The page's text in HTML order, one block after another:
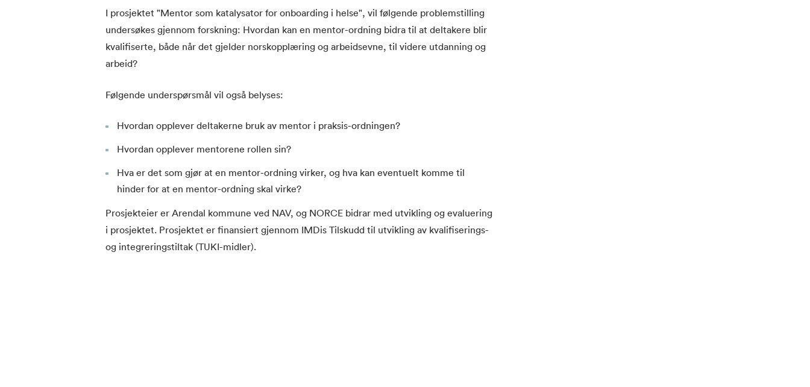
I prosjektet "Mentor som katalysator for onboarding i helse", vil følgende problemstilling
undersøkes gjennom forskning: Hvordan kan en mentor-ordning bidra til at deltakere blir
kvalifiserte, både når det gjelder norskopplæring og arbeidsevne, til videre utdanning og
arbeid?
Følgende underspørsmål vil også belyses:
Hvordan opplever deltakerne bruk av mentor i praksis-ordningen?
Hvordan opplever mentorene rollen sin?
Hva er det som gjør at en mentor-ordning virker, og hva kan eventuelt komme til
hinder for at en mentor-ordning skal virke?
Prosjekteier er Arendal kommune ved NAV, og NORCE bidrar med utvikling og evaluering
i prosjektet. Prosjektet er finansiert gjennom IMDis Tilskudd til utvikling av kvalifiserings-
og integreringstiltak (TUKI-midler).